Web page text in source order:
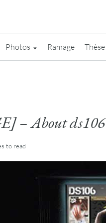
Photos Ramage
– About ds106
to read